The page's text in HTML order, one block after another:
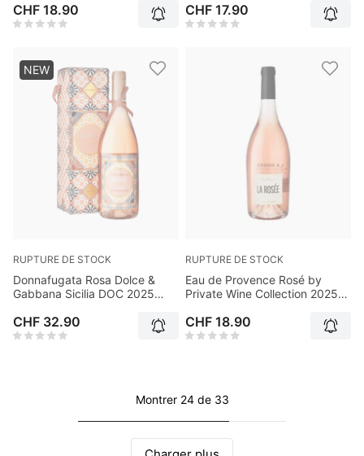
CHF 18.90 CHF 17.90
RUPTURE DE STOCK
Donnafugata Rosa Dolce &
Gabbana Sicilia DOC 2025
NEW
CHF 32.90
RUPTURE DE STOCK
Eau de Provence Rosé by
Private Wine Collection 2025
CHF 18.90
Montrer 24 de 33